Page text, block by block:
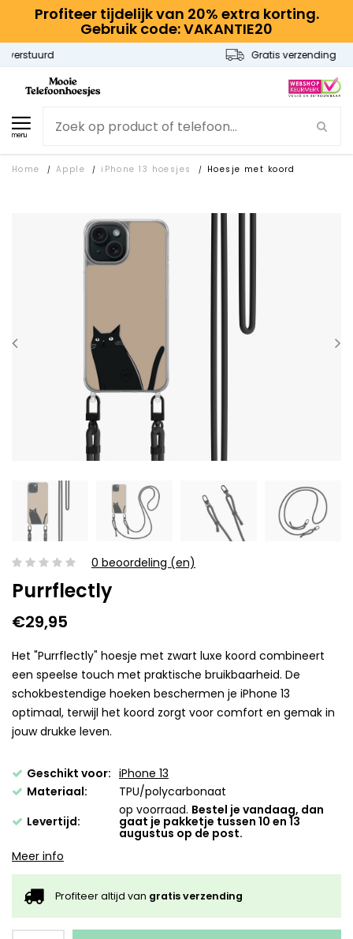
Profiteer tijdelijk van 20% extra korting.
Gebruik code: VAKANTIE20
Gratis verzending
menu
Home / Apple / iPhone 13 hoesjes / Hoesje met koord
0 beoordeling (en)
Purrflectly
€29,95
Het "Purrflectly" hoesje met zwart luxe koord combineert
een speelse touch met praktische bruikbaarheid. De
schokbestendige hoeken beschermen je iPhone 13
optimaal, terwijl het koord zorgt voor comfort en gemak in
jouw drukke leven.
Geschikt voor: iPhone 13
Materiaal:
TPU/polycarbonaat
Levertijd:
op voorraad. Bestel je vandaag, dan
gaat je pakketje tussen 10 en 13
augustus op de post.
Meer info
Profiteer altijd van gratis verzending